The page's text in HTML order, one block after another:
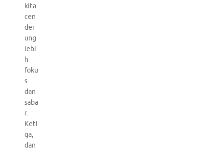
kita
cen
der
ung
lebi
h
foku
s
dan
saba
r.
Keti
ga,
dan